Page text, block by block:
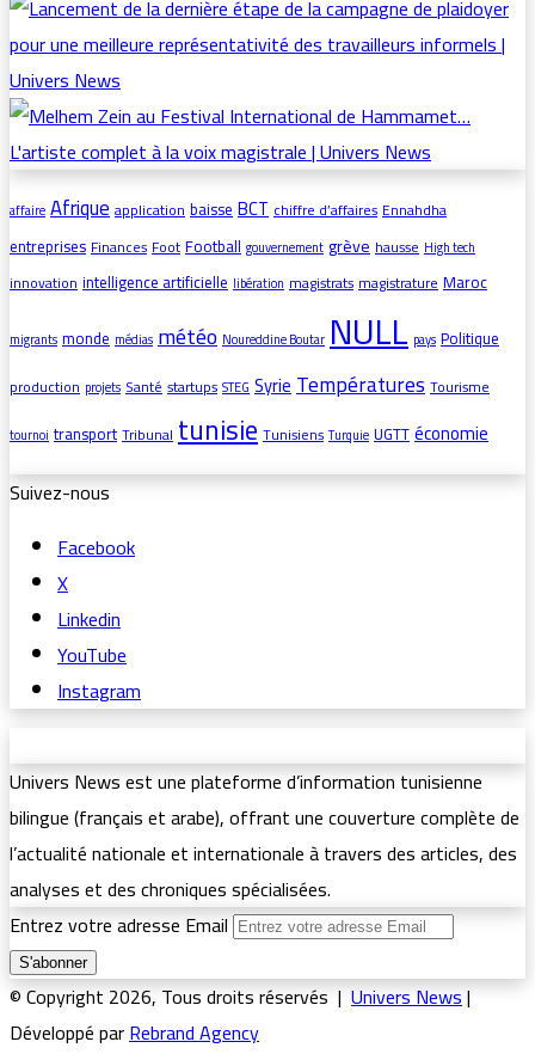
affaire AfriqueapplicationbaisseBCTchiffre d’affairesEnnahdha
entreprisesFinancesFootFootball gouvernement grèvehausse High tech
innovationintelligence artificielle libération magistratsmagistratureMaroc
migrants monde médias météo Noureddine Boutar NULL pays Politique
production projets Santéstartups STEG SyrieTempératuresTourisme
tournoi transportTribunaltunisieTunisiens Turquie UGTTéconomie
Suivez-nous
Facebook
X
Linkedin
YouTube
Instagram
Univers News est une plateforme d’information tunisienne
bilingue (français et arabe), offrant une couverture complète de
l’actualité nationale et internationale à travers des articles, des
analyses et des chroniques spécialisées.
Entrez votre adresse Email
© Copyright 2026, Tous droits réservés |Univers News|
Développé parRebrand Agency